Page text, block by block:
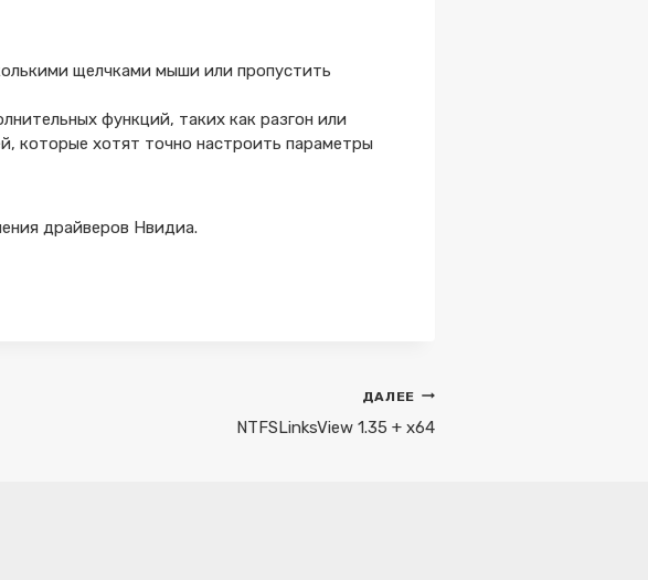
щелчками мыши или пропустить
функций, таких как разгон или
которые хотят точно настроить параметры
драйверов Нвидиа.
ДАЛЕЕ
NTFSLinksView 1.35 + x64